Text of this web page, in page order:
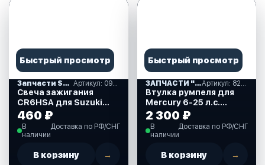
Быстрый просмотр
Запчасти SUZUKI Артикул: 09482-00406-000
Свеча зажигания
CR6HSA для Suzuki
DF2.5 л.с. (09482-
00406-000)
460 ₽
В
наличии
Доставка по РФ/СНГ
В корзину →
Быстрый просмотр
ЗАПЧАСТИ "MERCURY-(10-15) США.(04) Артикул: 823939
Втулка румпеля для
Mercury 6-25 л.с.
(823939)
2 300 ₽
В
наличии
Доставка по РФ/СНГ
В корзину →